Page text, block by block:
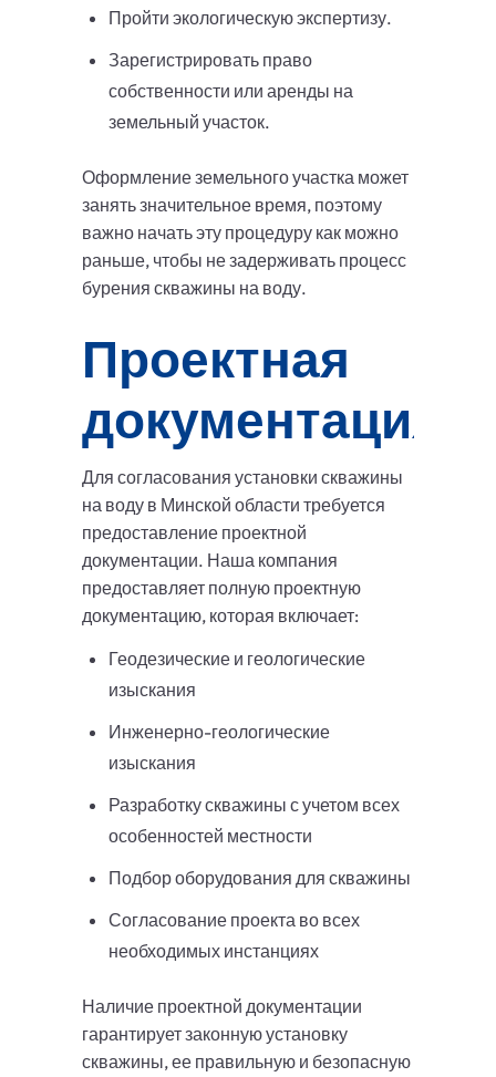
Пройти экологическую экспертизу.
Зарегистрировать право
собственности или аренды на
земельный участок.
Оформление земельного участка может
занять значительное время, поэтому
важно начать эту процедуру как можно
раньше, чтобы не задерживать процесс
бурения скважины на воду.
Проектная
документация
Для согласования установки скважины
на воду в Минской области требуется
предоставление проектной
документации. Наша компания
предоставляет полную проектную
документацию, которая включает:
Геодезические и геологические
изыскания
Инженерно-геологические
изыскания
Разработку скважины с учетом всех
особенностей местности
Подбор оборудования для скважины
Согласование проекта во всех
необходимых инстанциях
Наличие проектной документации
гарантирует законную установку
скважины, ее правильную и безопасную